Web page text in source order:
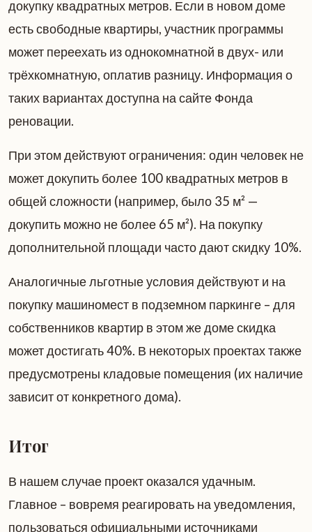
докупку квадратных метров. Если в новом доме
есть свободные квартиры, участник программы
может переехать из однокомнатной в двух- или
трёхкомнатную, оплатив разницу. Информация о
таких вариантах доступна на сайте Фонда
реновации.
При этом действуют ограничения: один человек не
может докупить более 100 квадратных метров в
общей сложности (например, было 35 м² —
докупить можно не более 65 м²). На покупку
дополнительной площади часто дают скидку 10%.
Аналогичные льготные условия действуют и на
покупку машиномест в подземном паркинге – для
собственников квартир в этом же доме скидка
может достигать 40%. В некоторых проектах также
предусмотрены кладовые помещения (их наличие
зависит от конкретного дома).
Итог
В нашем случае проект оказался удачным.
Главное – вовремя реагировать на уведомления,
пользоваться официальными источниками